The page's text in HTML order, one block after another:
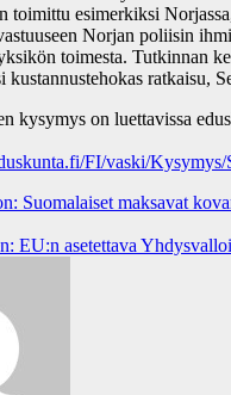
toimittu esimerkiksi
Norjan poliisin
toimesta. Tutkinnan
ratkaisu,
kysymys on luettavissa
FI/vaski/
Suomalaiset maksavat
EU:n asetettava